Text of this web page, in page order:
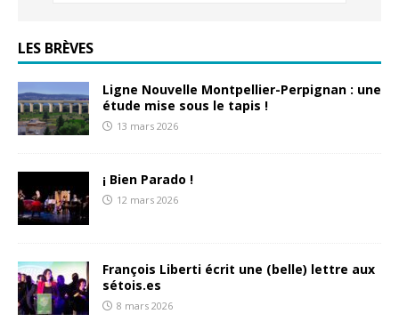
LES BRÈVES
Ligne Nouvelle Montpellier-Perpignan : une
étude mise sous le tapis !
13 mars 2026
¡ Bien Parado !
12 mars 2026
François Liberti écrit une (belle) lettre aux
sétois.es
8 mars 2026